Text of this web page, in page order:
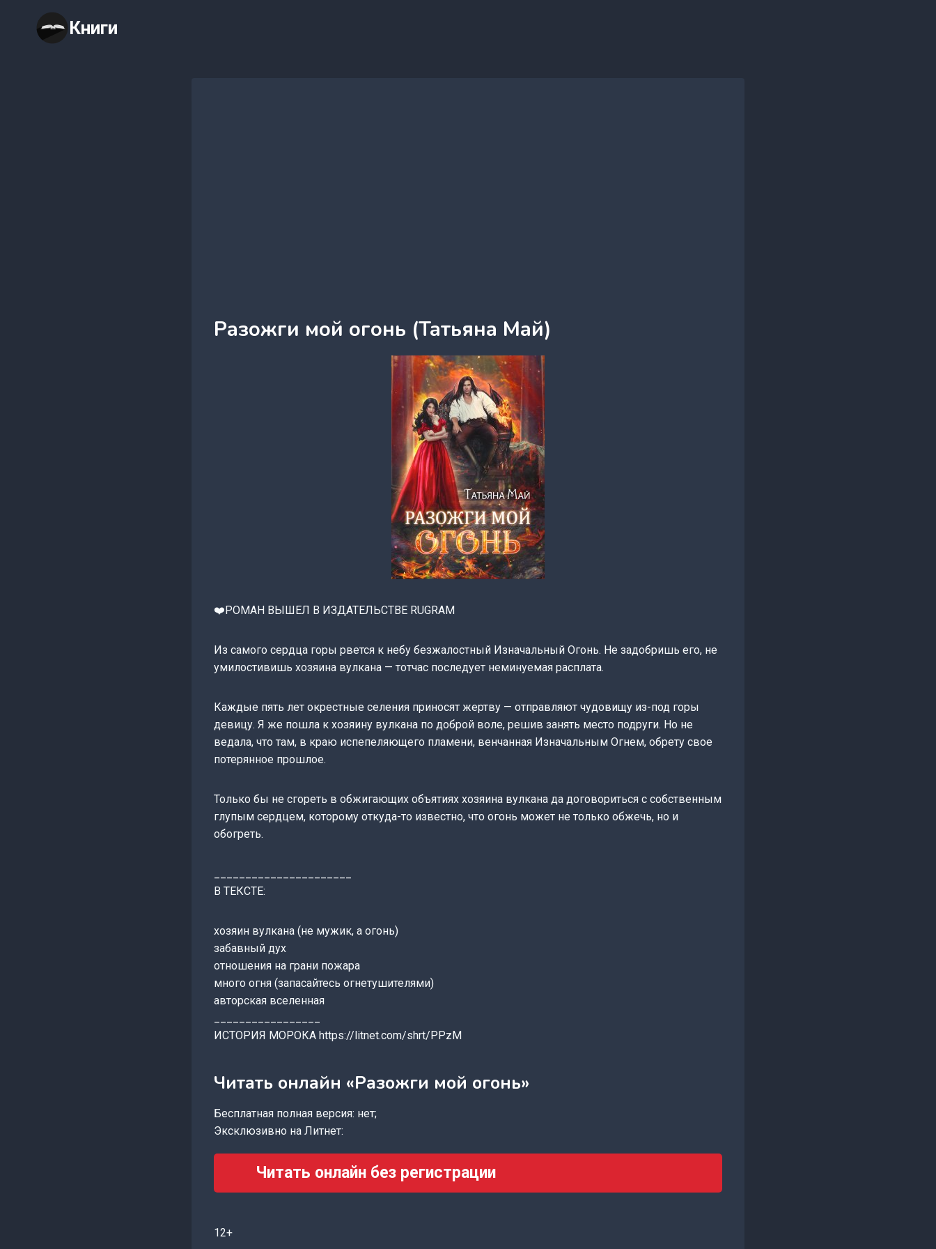
содержимому
Книги
Разожги мой огонь (Татьяна Май)
‍❤️‍РОМАН ВЫШЕЛ В ИЗДАТЕЛЬСТВЕ RUGRAM
Из самого сердца горы рвется к небу безжалостный Изначальный Огонь. Не задобришь его, не
умилостивишь хозяина вулкана — тотчас последует неминуемая расплата.
Каждые пять лет окрестные селения приносят жертву — отправляют чудовищу из-под горы
девицу. Я же пошла к хозяину вулкана по доброй воле, решив занять место подруги. Но не
ведала, что там, в краю испепеляющего пламени, венчанная Изначальным Огнем, обрету свое
потерянное прошлое.
Только бы не сгореть в обжигающих объятиях хозяина вулкана да договориться с собственным
глупым сердцем, которому откуда-то известно, что огонь может не только обжечь, но и
обогреть.
В ТЕКСТЕ:
хозяин вулкана (не мужик, а огонь)
забавный дух
отношения на грани пожара
много огня (запасайтесь огнетушителями)
авторская вселенная
ИСТОРИЯ МОРОКА https://litnet.com/shrt/PPzM
Читать онлайн «Разожги мой огонь»
Бесплатная полная версия: нет;
Эксклюзивно на Литнет:
Читать онлайн без регистрации
12+